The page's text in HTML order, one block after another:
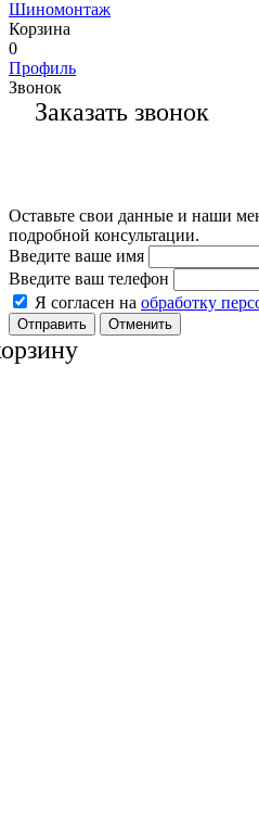
Шиномонтаж
Корзина
0
Профиль
Звонок
Заказать звонок
Оставьте свои данные и наши
подробной консультации.
Введите ваше имя
Введите ваш телефон
Я согласен на обработку
Отменить